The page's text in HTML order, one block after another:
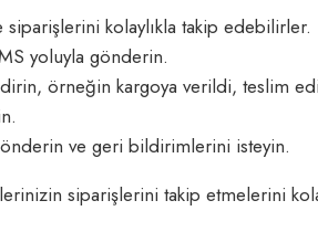
kolaylıkla takip edebilirler.
yoluyla gönderin.
örneğin kargoya verildi, teslim
ve geri bildirimlerini isteyin.
siparişlerini takip etmelerini